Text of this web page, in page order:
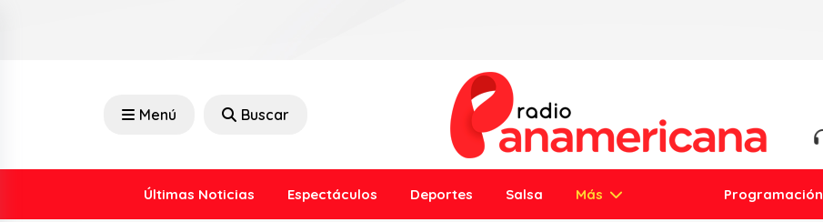
Menú Buscar
Últimas Noticias Espectáculos Deportes Salsa Más Programación